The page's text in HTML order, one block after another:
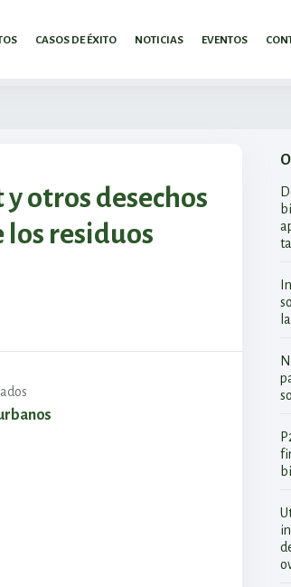
CASOS DE ÉXITO NOTICIAS EVENTOS
otros desechos
los residuos